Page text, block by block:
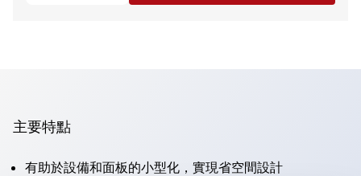
主要特點
有助於設備和面板的小型化，實現省空間設計